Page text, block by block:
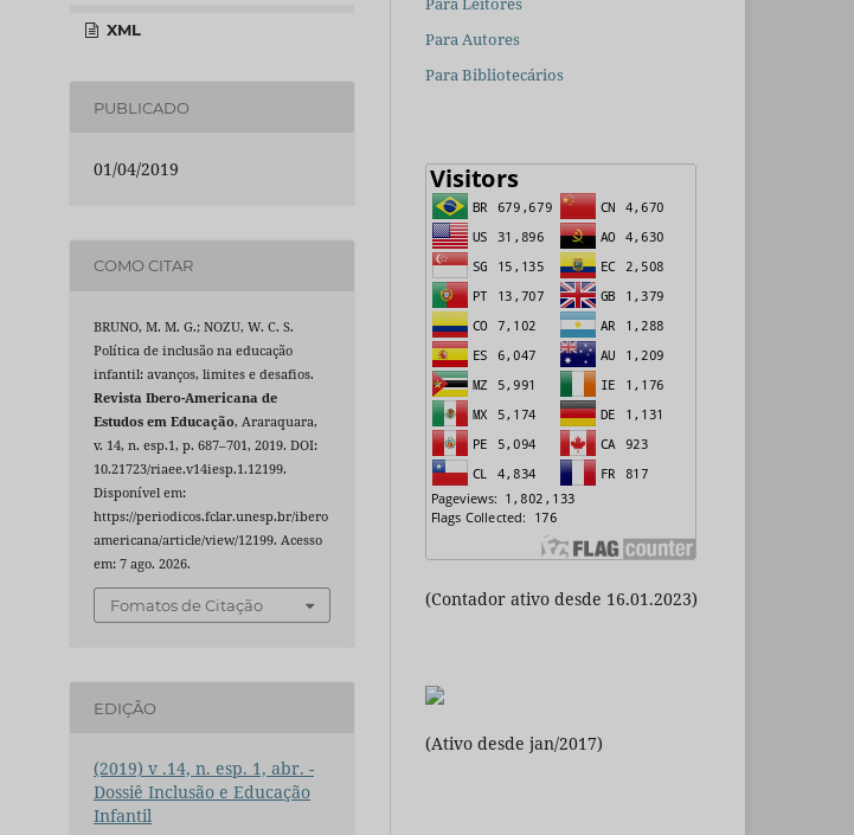
XML
PUBLICADO
01/04/2019
COMO CITAR
BRUNO, M. M. G.; NOZU, W. C. S.
Política de inclusão na educação
infantil: avanços, limites e desafios.
Revista Ibero-Americana de
Estudos em Educação, Araraquara,
v. 14, n. esp.1, p. 687–701, 2019. DOI:
10.21723/riaee.v14iesp.1.12199.
Disponível em:
https://periodicos.fclar.unesp.br/ibero
americana/article/view/12199. Acesso
em: 7 ago. 2026.
Fomatos de Citação
EDIÇÃO
(2019) v .14, n. esp. 1, abr. -
Dossiê Inclusão e Educação
Infantil
Para Autores
Para Bibliotecários
(Contador ativo desde 16.01.2023)
(Ativo desde jan/2017)